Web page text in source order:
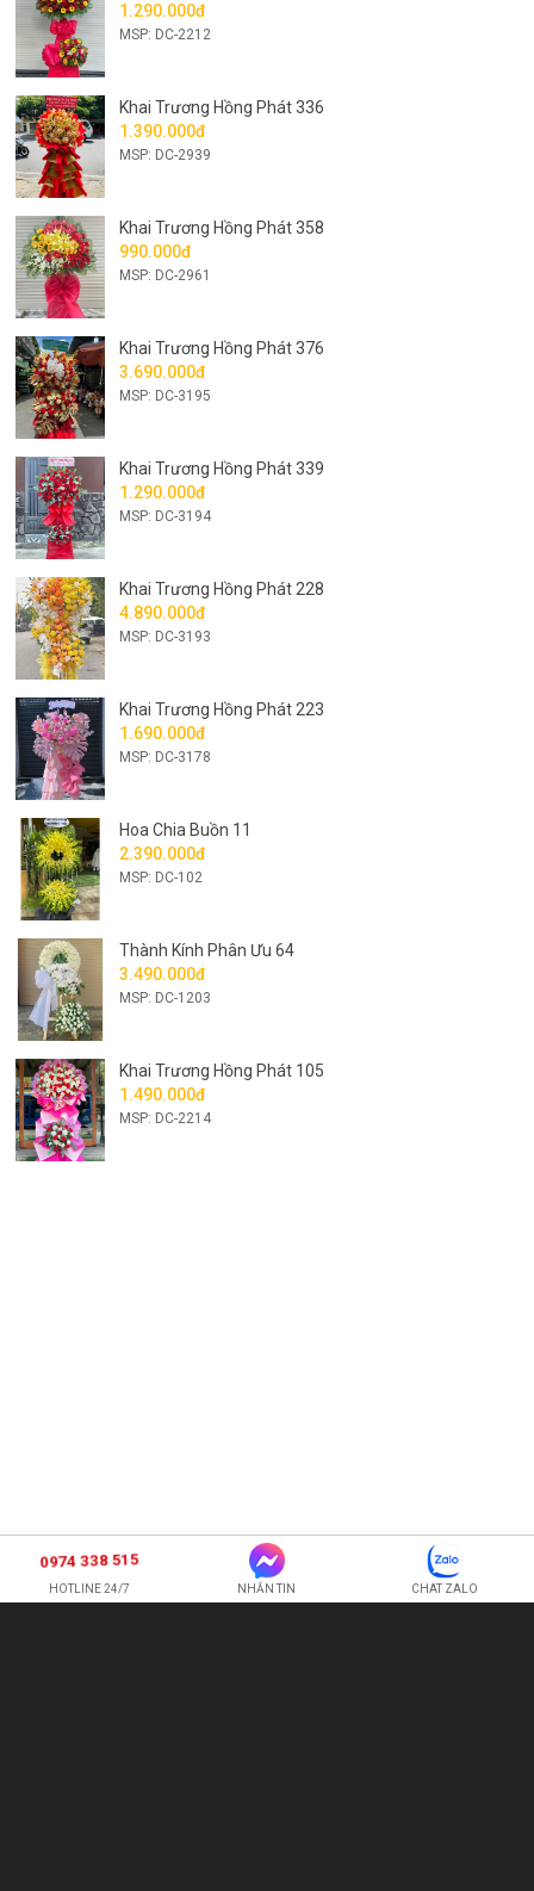
1.290.000đ
MSP: DC-2212
Khai Trương Hồng Phát 336
1.390.000đ
MSP: DC-2939
Khai Trương Hồng Phát 358
990.000đ
MSP: DC-2961
Khai Trương Hồng Phát 376
3.690.000đ
MSP: DC-3195
Khai Trương Hồng Phát 339
1.290.000đ
MSP: DC-3194
Khai Trương Hồng Phát 228
4.890.000đ
MSP: DC-3193
Khai Trương Hồng Phát 223
1.690.000đ
MSP: DC-3178
Hoa Chia Buồn 11
2.390.000đ
MSP: DC-102
Thành Kính Phân Ưu 64
3.490.000đ
MSP: DC-1203
Khai Trương Hồng Phát 105
1.490.000đ
MSP: DC-2214
0974 338 515
HOTLINE 24/7 NHẮN TIN CHAT ZALO